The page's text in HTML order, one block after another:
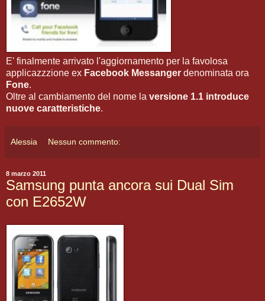
E' finalmente arrivato l'aggiornamento per la favolosa
applicazzzione ex Facebook Messanger denominata ora
Fone.
Oltre al cambiamento del nome la versione 1.1 introduce
nuove caratteristiche.
Alessia Nessun commento:
8 marzo 2011
Samsung punta ancora sui Dual Sim
con E2652W